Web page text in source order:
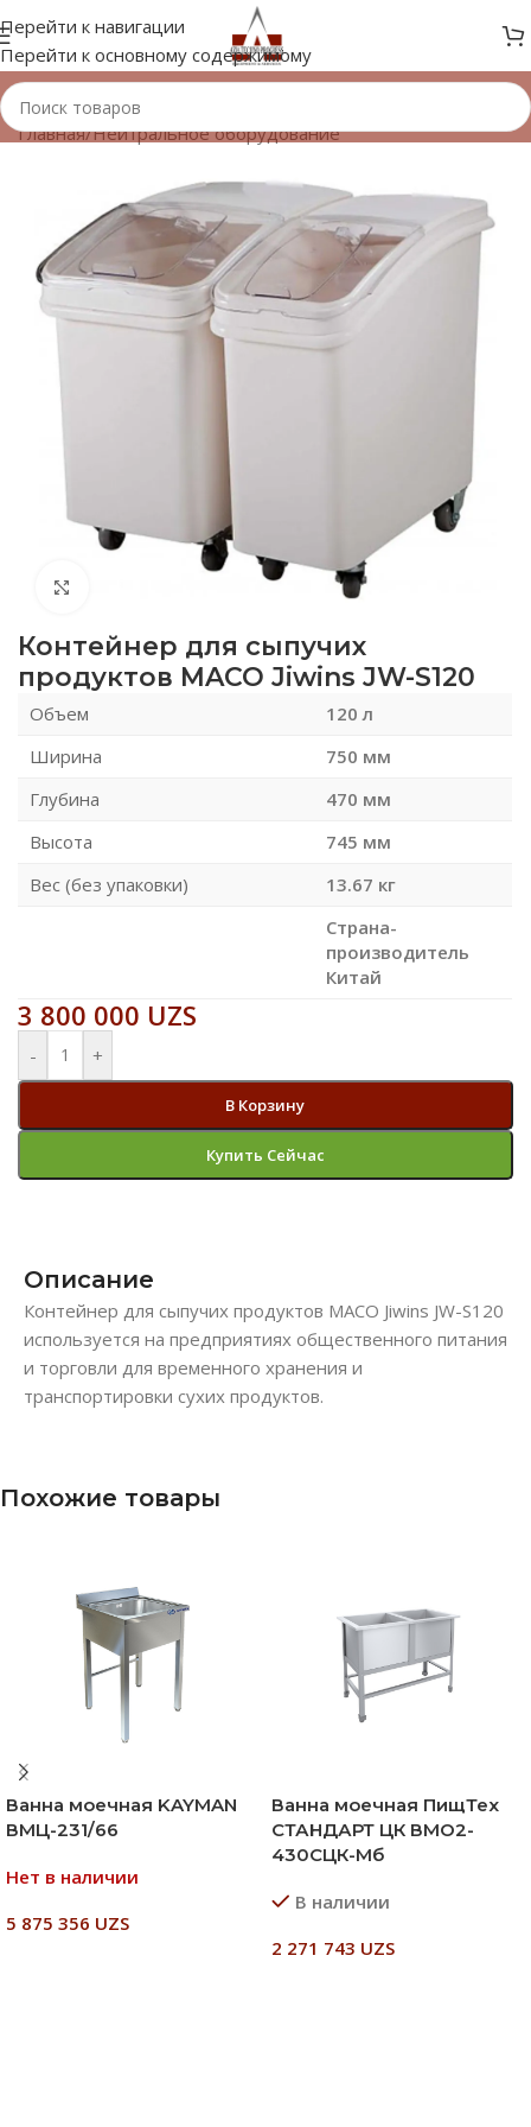
Перейти к навигации
Перейти к основному содержимому
Главная/Нейтральное оборудование
Нажмите, чтобы увеличить
Контейнер для сыпучих
продуктов MACO Jiwins JW-S120
Объем
120 л
Ширина
750 мм
Глубина
470 мм
Высота
745 мм
Вес (без упаковки)
13.67 кг
Страна-
производитель
Китай
3 800 000 UZS
- +
В Корзину
Купить Сейчас
Описание
Контейнер для сыпучих продуктов MACO Jiwins JW-S120
используется на предприятиях общественного питания
и торговли для временного хранения и
транспортировки сухих продуктов.
Похожие товары
Ванна моечная KAYMAN
ВМЦ-231/66
Нет в наличии
5 875 356 UZS
Ванна моечная ПищТех
СТАНДАРТ ЦК ВМО2-
430СЦК-Мб
В наличии
2 271 743 UZS